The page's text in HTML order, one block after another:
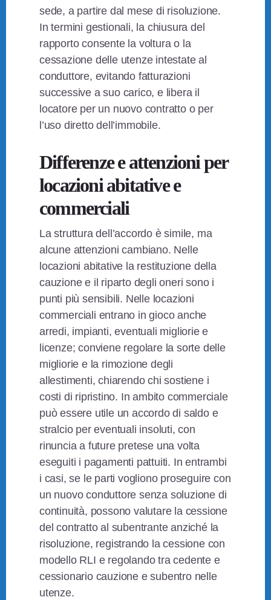
sede, a partire dal mese di risoluzione.
In termini gestionali, la chiusura del
rapporto consente la voltura o la
cessazione delle utenze intestate al
conduttore, evitando fatturazioni
successive a suo carico, e libera il
locatore per un nuovo contratto o per
l’uso diretto dell’immobile.
Differenze e attenzioni per
locazioni abitative e
commerciali
La struttura dell’accordo è simile, ma
alcune attenzioni cambiano. Nelle
locazioni abitative la restituzione della
cauzione e il riparto degli oneri sono i
punti più sensibili. Nelle locazioni
commerciali entrano in gioco anche
arredi, impianti, eventuali migliorie e
licenze; conviene regolare la sorte delle
migliorie e la rimozione degli
allestimenti, chiarendo chi sostiene i
costi di ripristino. In ambito commerciale
può essere utile un accordo di saldo e
stralcio per eventuali insoluti, con
rinuncia a future pretese una volta
eseguiti i pagamenti pattuiti. In entrambi
i casi, se le parti vogliono proseguire con
un nuovo conduttore senza soluzione di
continuità, possono valutare la cessione
del contratto al subentrante anziché la
risoluzione, registrando la cessione con
modello RLI e regolando tra cedente e
cessionario cauzione e subentro nelle
utenze.